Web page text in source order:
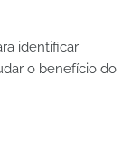
identificar
o benefício do